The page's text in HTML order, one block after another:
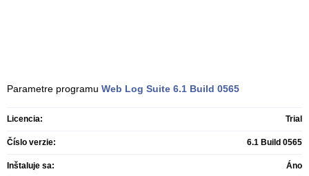
Parametre programu Web Log Suite 6.1 Build 0565
Licencia: Trial
Číslo verzie: 6.1 Build 0565
Inštaluje sa: Áno